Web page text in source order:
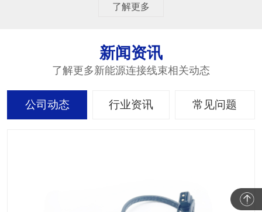
了解更多
新闻资讯
了解更多新能源连接线束相关动态
公司动态 行业资讯 常见问题